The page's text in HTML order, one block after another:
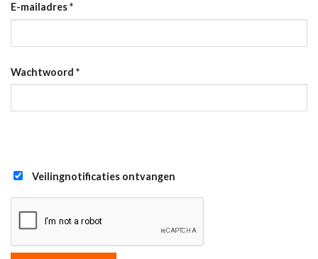
E-mailadres*
Wachtwoord *
Veilingnotificaties ontvangen